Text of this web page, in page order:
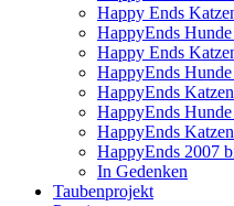
Happy Ends
HappyEnds
Happy Ends
HappyEnds
HappyEnds
HappyEnds
HappyEnds
HappyEnds 2007
In Gedenken
Taubenprojekt